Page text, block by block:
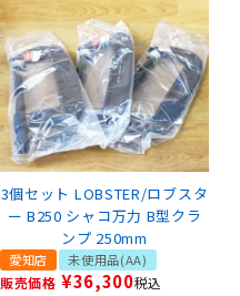
3個セット LOBSTER/ロブスタ
ー B250 シャコ万力 B型クラ
ンプ 250mm
愛知店 未使用品(AA)
販売価格 ¥36,300税込